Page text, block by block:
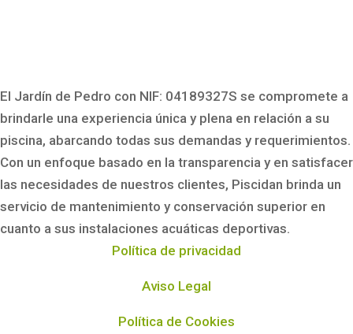
El Jardín de Pedro con NIF: 04189327S se compromete a
brindarle una experiencia única y plena en relación a su
piscina, abarcando todas sus demandas y requerimientos.
Con un enfoque basado en la transparencia y en satisfacer
las necesidades de nuestros clientes, Piscidan brinda un
servicio de mantenimiento y conservación superior en
cuanto a sus instalaciones acuáticas deportivas.
Política de privacidad
Aviso Legal
Política de Cookies